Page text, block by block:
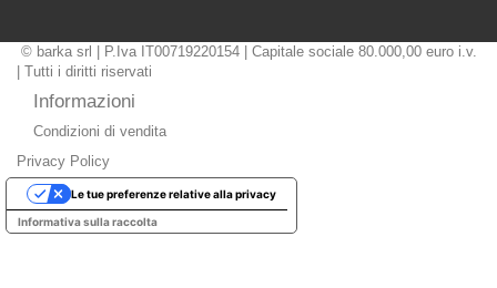
© barka srl | P.Iva IT00719220154 | Capitale sociale 80.000,00 euro i.v.
| Tutti i diritti riservati
Informazioni
Condizioni di vendita
Privacy Policy
Informativa sulla raccolta
Le tue preferenze relative alla privacy